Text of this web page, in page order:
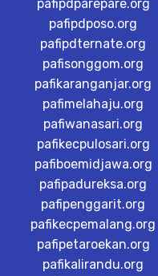
pafipdparepare.org
pafipdposo.org
pafipdternate.org
pafisonggom.org
pafikaranganjar.org
pafimelahaju.org
pafiwanasari.org
pafikecpulosari.org
pafiboemidjawa.org
pafipadureksa.org
pafipenggarit.org
pafikecpemalang.org
pafipetaroekan.org
pafikalirandu.org